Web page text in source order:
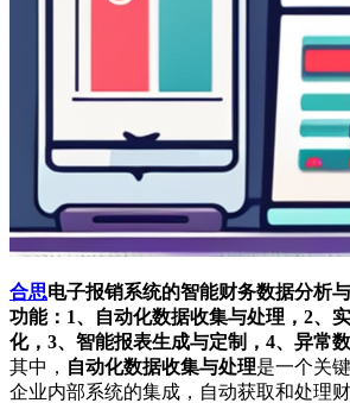
合思电子报销系统的智能财务数据分析
功能：1、自动化数据收集与处理，2、
化，3、智能报表生成与定制，4、异常
其中， 自动化数据收集与处理是一个关
企业内部系统的集成，自动获取和处理